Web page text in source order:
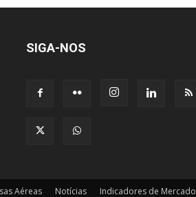
SIGA-NOS
Aéreas Notícias Indicadores de Mercado